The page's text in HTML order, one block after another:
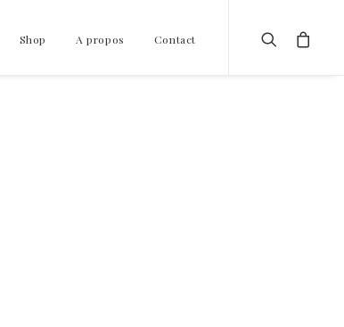
Shop A propos Contact